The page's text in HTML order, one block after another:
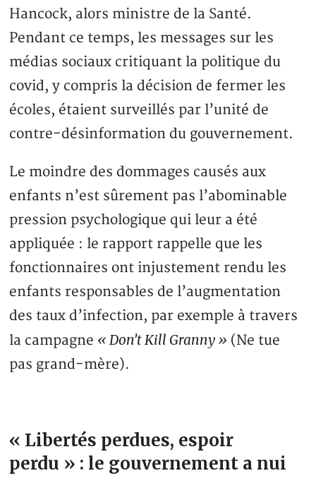
Hancock, alors ministre de la Santé.
Pendant ce temps, les messages sur les
médias sociaux critiquant la politique du
covid, y compris la décision de fermer les
écoles, étaient surveillés par l’unité de
contre-désinformation du gouvernement.
Le moindre des dommages causés aux
enfants n’est sûrement pas l’abominable
pression psychologique qui leur a été
appliquée : le rapport rappelle que les
fonctionnaires ont injustement rendu les
enfants responsables de l’augmentation
des taux d’infection, par exemple à travers
la campagne « Don’t Kill Granny » (Ne tue
pas grand-mère).
« Libertés perdues, espoir
perdu » : le gouvernement a nui